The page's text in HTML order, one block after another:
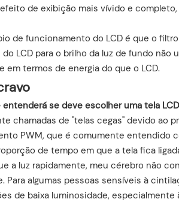
de exibição mais vívido e
de funcionamento do LCD é que o
LCD para o brilho da luz de fundo não
em termos de energia do que o LCD.
chamadas de "telas cegas" devido ao
PWM, que é comumente entendido
de tempo em que a tela fica
a luz rapidamente, meu cérebro não
Para algumas pessoas sensíveis à
de baixa luminosidade,